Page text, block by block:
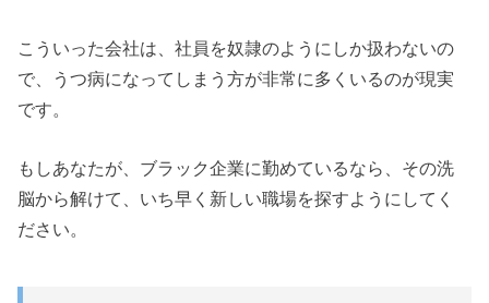
こういった会社は、社員を奴隷のようにしか扱わないの
で、うつ病になってしまう方が非常に多くいるのが現実
です。
もしあなたが、ブラック企業に勤めているなら、その洗
脳から解けて、いち早く新しい職場を探すようにしてく
ださい。